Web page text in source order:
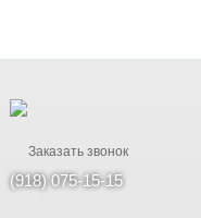
Заказать звонок
(918) 075-15-15